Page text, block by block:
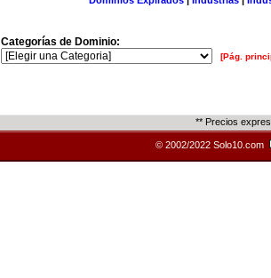
Categorías de Dominio:
[Pág.
** Precios
© 2002/2022 Solo10.com